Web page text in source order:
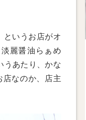
というお店がオ
麗醤油らぁめ
うあたり、かな
店なのか、店主